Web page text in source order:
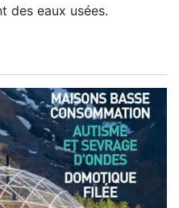
des eaux usées.